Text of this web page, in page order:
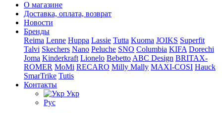
О магазине
Доставка, оплата, возврат
Новости
Бренды
Reima Lenne Huppa Lassie Tutta Kuoma JOIKS Superfit
Talvi Skechers Nano Peluche SNO Columbia KIFA Dorechi
Joma Kinderkraft Lionelo Bebetto ABC Design BRITAX-
ROMER MoMi RECARO Milly Mally MAXI-COSI Hauck
SmarTrike Tutis
Контакты
Укр
Рус